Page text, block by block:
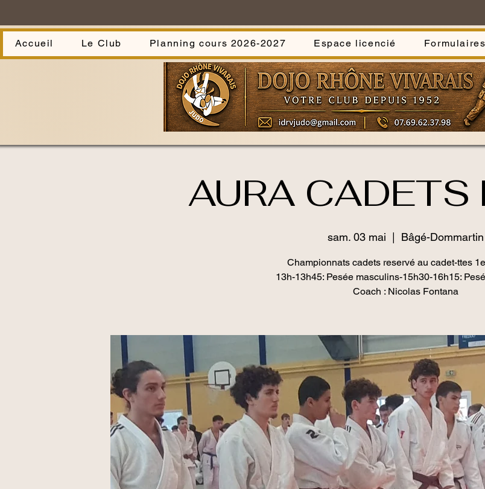
Accueil Le Club Planning cours 2026-2027 Espace licencié Formulaires
AURA CADETS
sam. 03 mai Bâgé-Dommartin
Championnats cadets reservé au cadet-ttes
13h-13h45: Pesée masculins-15h30-16h15:
Coach : Nicolas Fontana